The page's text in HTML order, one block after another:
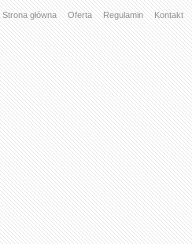
Strona główna Oferta Regulamin Kontakt